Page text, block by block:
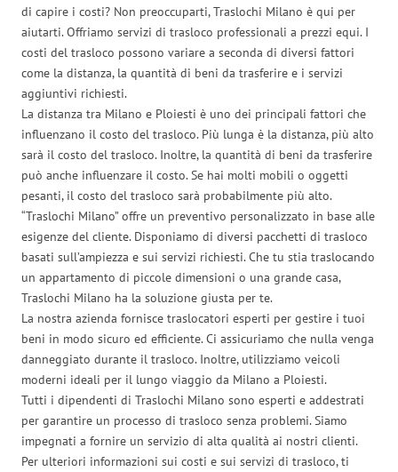
di capire i costi? Non preoccuparti, Traslochi Milano è qui per
aiutarti. Offriamo servizi di trasloco professionali a prezzi equi. I
costi del trasloco possono variare a seconda di diversi fattori
come la distanza, la quantità di beni da trasferire e i servizi
aggiuntivi richiesti.
La distanza tra Milano e Ploiesti è uno dei principali fattori che
influenzano il costo del trasloco. Più lunga è la distanza, più alto
sarà il costo del trasloco. Inoltre, la quantità di beni da trasferire
può anche influenzare il costo. Se hai molti mobili o oggetti
pesanti, il costo del trasloco sarà probabilmente più alto.
“Traslochi Milano” offre un preventivo personalizzato in base alle
esigenze del cliente. Disponiamo di diversi pacchetti di trasloco
basati sull’ampiezza e sui servizi richiesti. Che tu stia traslocando
un appartamento di piccole dimensioni o una grande casa,
Traslochi Milano ha la soluzione giusta per te.
La nostra azienda fornisce traslocatori esperti per gestire i tuoi
beni in modo sicuro ed efficiente. Ci assicuriamo che nulla venga
danneggiato durante il trasloco. Inoltre, utilizziamo veicoli
moderni ideali per il lungo viaggio da Milano a Ploiesti.
Tutti i dipendenti di Traslochi Milano sono esperti e addestrati
per garantire un processo di trasloco senza problemi. Siamo
impegnati a fornire un servizio di alta qualità ai nostri clienti.
Per ulteriori informazioni sui costi e sui servizi di trasloco, ti